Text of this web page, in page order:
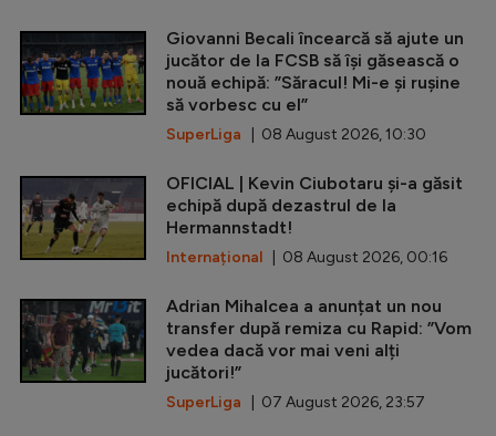
Giovanni Becali încearcă să ajute un
jucător de la FCSB să își găsească o
nouă echipă: ”Săracul! Mi-e și rușine
să vorbesc cu el”
SuperLiga | 08 August 2026, 10:30
OFICIAL | Kevin Ciubotaru și-a găsit
echipă după dezastrul de la
Hermannstadt!
Internațional | 08 August 2026, 00:16
Adrian Mihalcea a anunțat un nou
transfer după remiza cu Rapid: ”Vom
vedea dacă vor mai veni alți
jucători!”
SuperLiga | 07 August 2026, 23:57